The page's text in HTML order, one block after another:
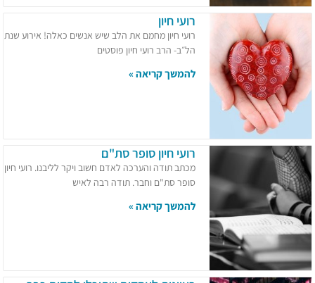
רועי חיון
רועי חיון מחמם את הלב שיש אנשים כאלה! אירוע שנת
הל״ב- הרב רועי חיון פוסטים
להמשך קריאה »
רועי חיון סופר סת"ם
מכתב תודה והערכה לאדם חשוב ויקר לליבנו. רועי חיון
סופר סת"ם וחבר. תודה רבה לאיש
להמשך קריאה »